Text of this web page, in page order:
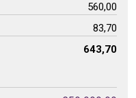
560,00
83,70
643,70